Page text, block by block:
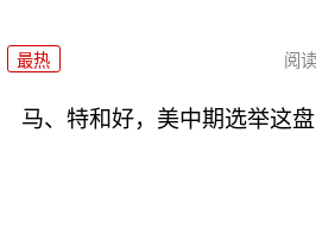
最热 阅读
马、特和好，美中期选举这